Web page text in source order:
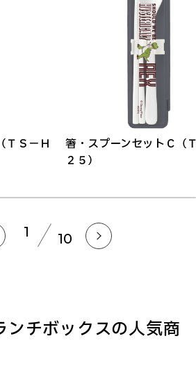
ＴＳ－Ｈ
箸・スプーンセットＣ（
２５）
1 10
チボックスの人気商